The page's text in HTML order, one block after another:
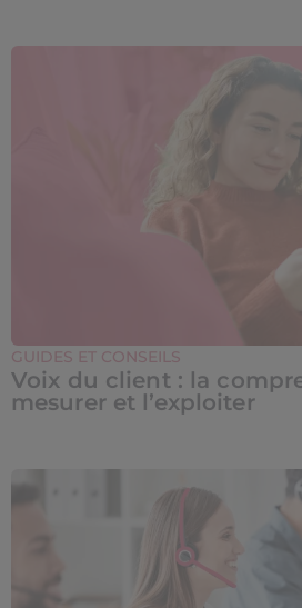
GUIDES ET CONSEILS
Voix du client : la
mesurer et l’exploiter